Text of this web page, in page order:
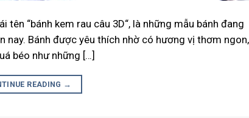
“bánh kem rau câu 3D“, là những mẫu bánh đang
Bánh được yêu thích nhờ có hương vị thơm ngon,
béo như những […]
READING →